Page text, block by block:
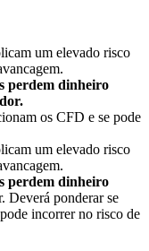
um elevado risco
perdem dinheiro
os CFD e se pode
um elevado risco
perdem dinheiro
Deverá ponderar se
incorrer no risco de